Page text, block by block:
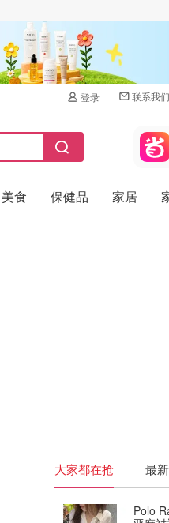
登录 联系我们
美食 保健品 家居
大家都在抢 最
Polo